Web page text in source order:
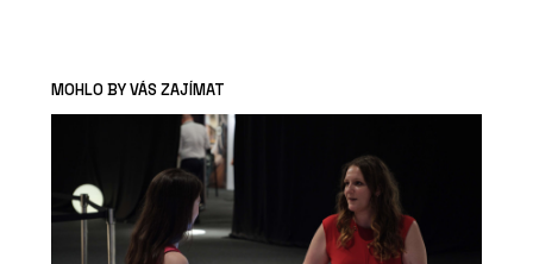
MOHLO BY VÁS ZAJÍMAT